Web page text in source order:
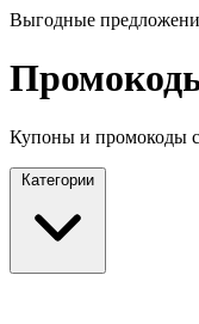
Выгодные
Купоны и промокоды
Категории